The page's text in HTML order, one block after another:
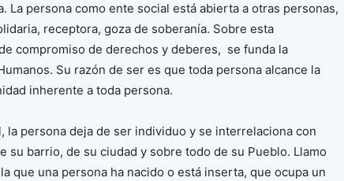
La persona como ente social está abierta a otras personas,
receptora, goza de soberanía. Sobre esta
compromiso de derechos y deberes, se funda la
Su razón de ser es que toda persona alcance la
inherente a toda persona.
la persona deja de ser individuo y se interrelaciona con
su barrio, de su ciudad y sobre todo de su Pueblo. Llamo
que una persona ha nacido o está inserta, que ocupa un